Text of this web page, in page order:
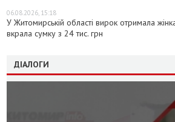
06.08.2026, 15:18
У Житомирській області вирок отримала
вкрала сумку з 24 тис. грн
ДІАЛОГИ